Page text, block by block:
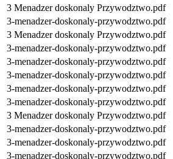
3 Menadzer doskonaly Przywodztwo.pdf
3-menadzer-doskonaly-przywodztwo.pdf
3 Menadzer doskonaly Przywodztwo.pdf
3-menadzer-doskonaly-przywodztwo.pdf
3-menadzer-doskonaly-przywodztwo.pdf
3-menadzer-doskonaly-przywodztwo.pdf
3-menadzer-doskonaly-przywodztwo.pdf
3-menadzer-doskonaly-przywodztwo.pdf
3 Menadzer doskonaly Przywodztwo.pdf
3-menadzer-doskonaly-przywodztwo.pdf
3-menadzer-doskonaly-przywodztwo.pdf
3-menadzer-doskonaly-przywodztwo.pdf